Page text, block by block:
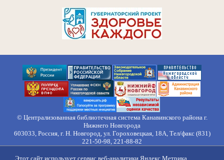
© Централизованная библиотечная система Канавинского района г.
Нижнего Новгорода
603033, Россия, г. Н. Новгород, ул. Гороховецкая, 18А, Тел/факс (831)
221-50-98, 221-88-82
Этот сайт использует сервис веб-аналитики Яндекс Метрика,